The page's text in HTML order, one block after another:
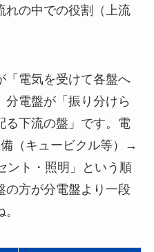
れの中での役割（上流
「電気を受けて各盤へ
電盤が「振り分けら
る下流の盤」です。電
（キュービクル等）→
ト・照明」という順
の方が分電盤より一段